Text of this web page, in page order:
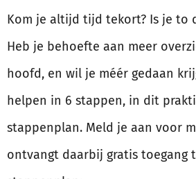
Kom je altijd tijd tekort? Is je to
Heb je behoefte aan meer
hoofd, en wil je méér gedaan
helpen in 6 stappen, in dit
stappenplan. Meld je aan voor
ontvangt daarbij gratis toegang